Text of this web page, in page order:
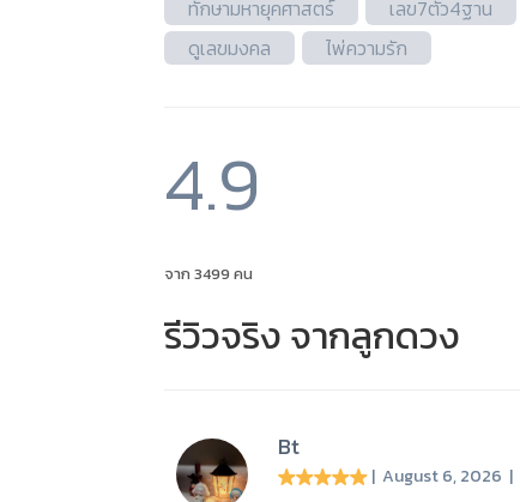
ทักษามหายุคศาสตร์
เลข7ตัว4ฐาน
ดูเลขมงคล
ไพ่ความรัก
4.9
จาก 3499 คน
รีวิวจริง จากลูกดวง
Bt
| August 6, 2026 |